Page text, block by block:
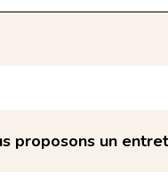
proposons un